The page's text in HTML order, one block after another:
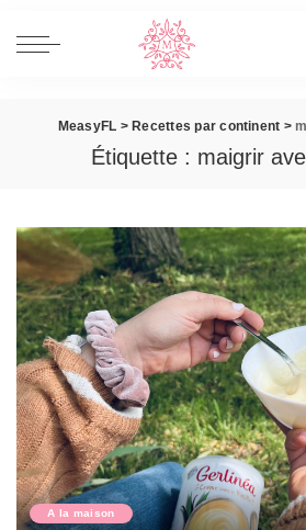
MeasyFL > Recettes par continent >
Étiquette : maigrir
A la maison